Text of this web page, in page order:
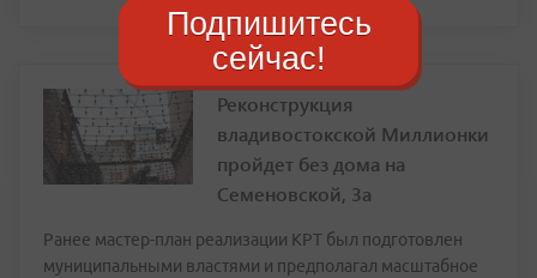
Реконструкция
владивостокской Миллионки
пройдет без дома на
Семеновской, 3а
Ранее мастер-план реализации КРТ был подготовлен
муниципальными властями и предполагал масштабное
Подпишитесь
сейчас!